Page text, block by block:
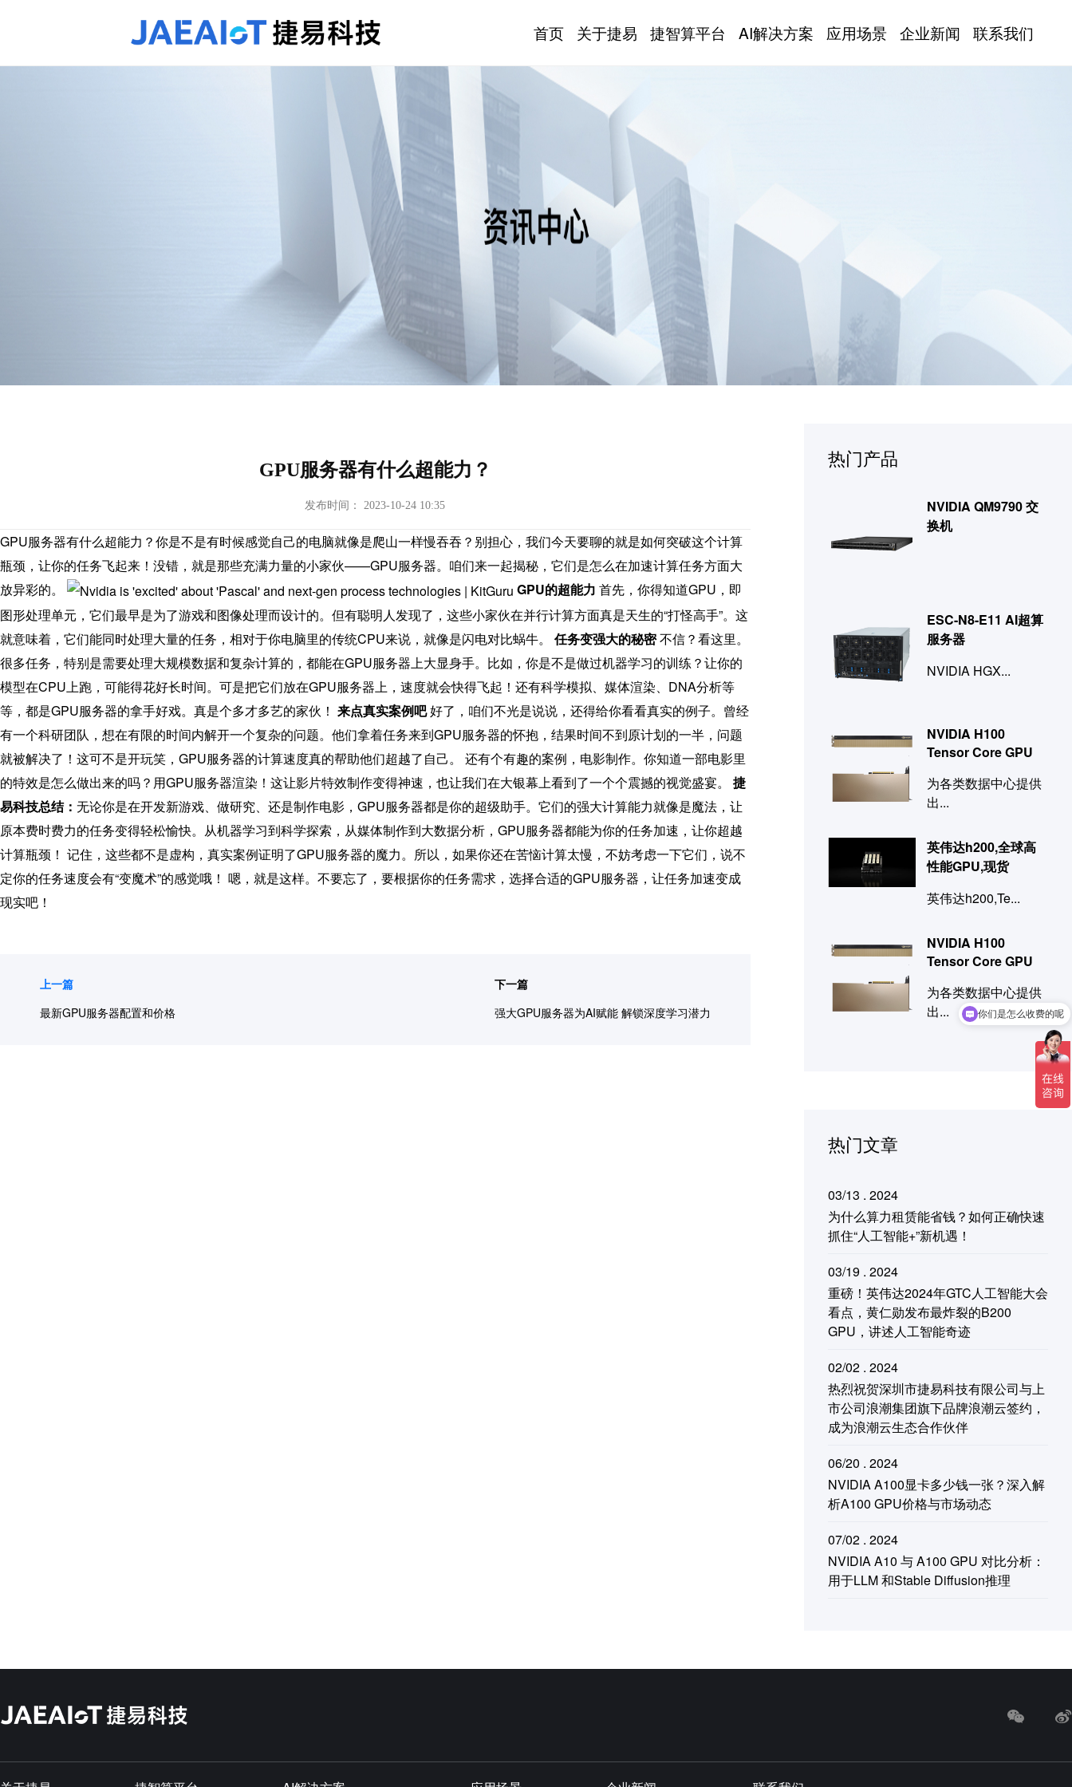
首页 关于捷易 捷智算平台 AI解决方案 应用场景 企业新闻 联系我们
GPU服务器有什么超能力？
发布时间： 2023-10-24 10:35
GPU服务器有什么超能力？你是不是有时候感觉自己的电脑就像是爬山一样慢吞吞？别担心，我们今天要聊的就是如何突破这个计算
瓶颈，让你的任务飞起来！没错，就是那些充满力量的小家伙——GPU服务器。咱们来一起揭秘，它们是怎么在加速计算任务方面大
放异彩的。
GPU的超能力 首先，你得知道GPU，即
图形处理单元，它们最早是为了游戏和图像处理而设计的。但有聪明人发现了，这些小家伙在并行计算方面真是天生的“打怪高手”。这
就意味着，它们能同时处理大量的任务，相对于你电脑里的传统CPU来说，就像是闪电对比蜗牛。 任务变强大的秘密不信？看这里。
很多任务，特别是需要处理大规模数据和复杂计算的，都能在GPU服务器上大显身手。比如，你是不是做过机器学习的训练？让你的
模型在CPU上跑，可能得花好长时间。可是把它们放在GPU服务器上，速度就会快得飞起！还有科学模拟、媒体渲染、DNA分析等
等，都是GPU服务器的拿手好戏。真是个多才多艺的家伙！ 来点真实案例吧好了，咱们不光是说说，还得给你看看真实的例子。曾经
有一个科研团队，想在有限的时间内解开一个复杂的问题。他们拿着任务来到GPU服务器的怀抱，结果时间不到原计划的一半，问题
就被解决了！这可不是开玩笑，GPU服务器的计算速度真的帮助他们超越了自己。 还有个有趣的案例，电影制作。你知道一部电影里
的特效是怎么做出来的吗？用GPU服务器渲染！这让影片特效制作变得神速，也让我们在大银幕上看到了一个个震撼的视觉盛宴。 捷
易科技总结： 无论你是在开发新游戏、做研究、还是制作电影，GPU服务器都是你的超级助手。它们的强大计算能力就像是魔法，让
原本费时费力的任务变得轻松愉快。从机器学习到科学探索，从媒体制作到大数据分析，GPU服务器都能为你的任务加速，让你超越
计算瓶颈！ 记住，这些都不是虚构，真实案例证明了GPU服务器的魔力。所以，如果你还在苦恼计算太慢，不妨考虑一下它们，说不
定你的任务速度会有“变魔术”的感觉哦！ 嗯，就是这样。不要忘了，要根据你的任务需求，选择合适的GPU服务器，让任务加速变成
现实吧！
上一篇
最新GPU服务器配置和价格
下一篇
强大GPU服务器为AI赋能 解锁深度学习潜力
热门产品
NVIDIA QM9790 交
换机
ESC-N8-E11 AI超算
服务器
NVIDIA HGX...
NVIDIA H100
Tensor Core GPU
为各类数据中心提供
出...
英伟达h200,全球高
性能GPU,现货
英伟达h200,Te...
NVIDIA H100
Tensor Core GPU
为各类数据中心提供
出...
热门文章
03/13 . 2024
为什么算力租赁能省钱？如何正确快速
抓住“人工智能+”新机遇！
03/19 . 2024
重磅！英伟达2024年GTC人工智能大会
看点，黄仁勋发布最炸裂的B200
GPU，讲述人工智能奇迹
02/02 . 2024
热烈祝贺深圳市捷易科技有限公司与上
市公司浪潮集团旗下品牌浪潮云签约，
成为浪潮云生态合作伙伴
06/20 . 2024
NVIDIA A100显卡多少钱一张？深入解
析A100 GPU价格与市场动态
07/02 . 2024
NVIDIA A10 与 A100 GPU 对比分析：
用于LLM 和Stable Diffusion推理
现在有优惠活动吗